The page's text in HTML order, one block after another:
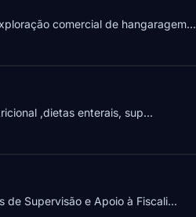
comercial de hangaragem...
,dietas enterais, sup...
de Supervisão e Apoio à Fiscali...